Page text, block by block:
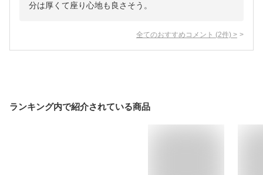
分は厚くて座り心地も良さそう。
全てのおすすめコメント (2件) >
ランキング内で紹介されている商品